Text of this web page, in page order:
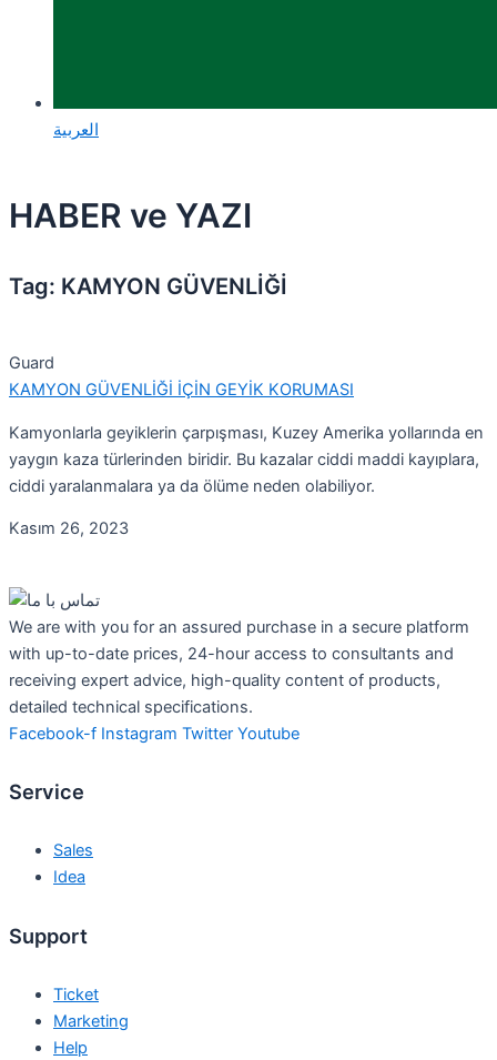
العربية
HABER ve YAZI
Tag: KAMYON GÜVENLİĞİ
Guard
KAMYON GÜVENLİĞİ İÇİN GEYİK KORUMASI
Kamyonlarla geyiklerin çarpışması, Kuzey Amerika yollarında en
yaygın kaza türlerinden biridir. Bu kazalar ciddi maddi kayıplara,
ciddi yaralanmalara ya da ölüme neden olabiliyor.
Kasım 26, 2023
We are with you for an assured purchase in a secure platform
with up-to-date prices, 24-hour access to consultants and
receiving expert advice, high-quality content of products,
detailed technical specifications.
Facebook-f Instagram Twitter Youtube
Service
Sales
Idea
Support
Ticket
Marketing
Help